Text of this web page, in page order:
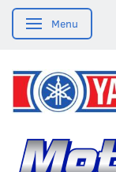
Skifte navigation
Menu